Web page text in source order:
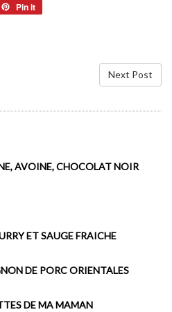
Pin it
Next Post
AVOINE, CHOCOLAT NOIR
ET SAUGE FRAICHE
DE PORC ORIENTALES
DE MA MAMAN